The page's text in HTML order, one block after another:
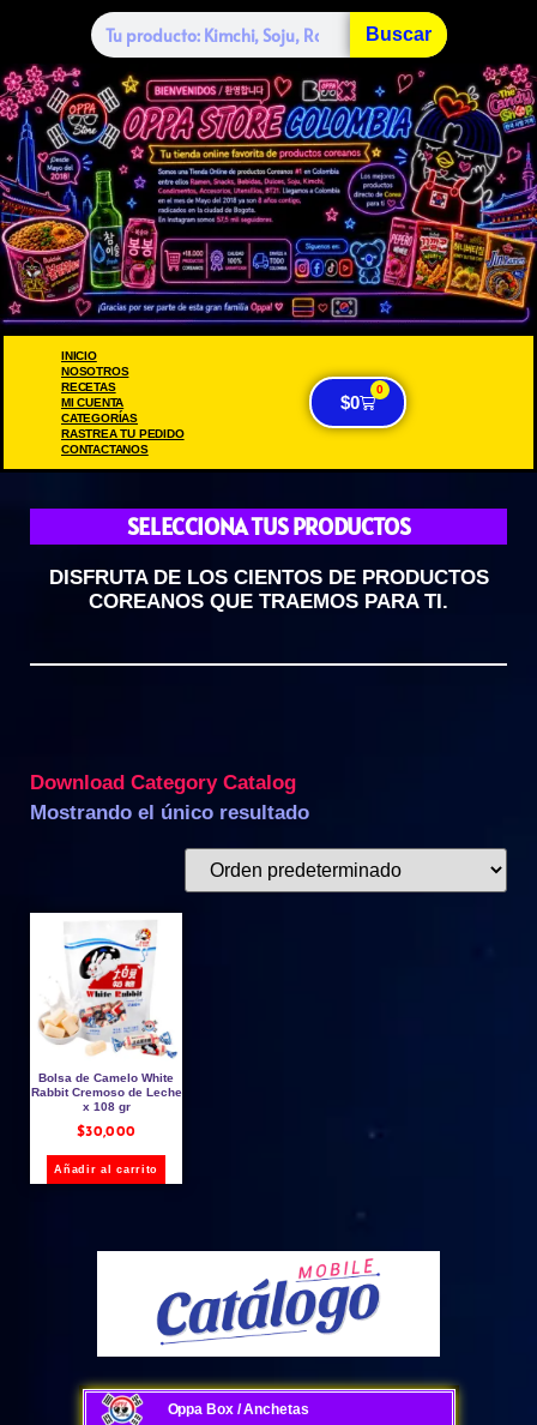
Buscar
INICIO
NOSOTROS
RECETAS
MI CUENTA
CATEGORÍAS
RASTREA TU PEDIDO
CONTACTANOS
$0
0
SELECCIONA TUS PRODUCTOS
DISFRUTA DE LOS CIENTOS DE PRODUCTOS
COREANOS QUE TRAEMOS PARA TI.
Download Category Catalog
Mostrando el único resultado
Bolsa de Camelo White
Rabbit Cremoso de Leche
x 108 gr
$30,000
Añadir al carrito
Oppa Box / Anchetas